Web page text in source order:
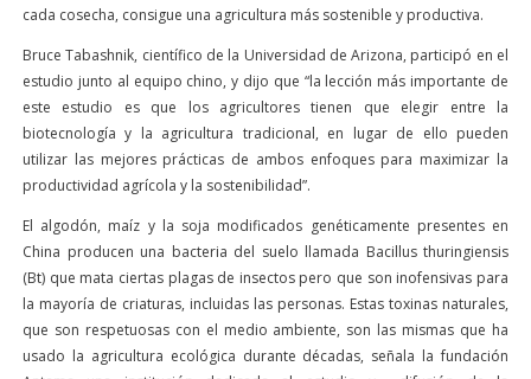
cada cosecha, consigue una agricultura más sostenible y productiva.
Bruce Tabashnik, científico de la Universidad de Arizona, participó en el
estudio junto al equipo chino, y dijo que “la lección más importante de
este estudio es que los agricultores tienen que elegir entre la
biotecnología y la agricultura tradicional, en lugar de ello pueden
utilizar las mejores prácticas de ambos enfoques para maximizar la
productividad agrícola y la sostenibilidad”.
El algodón, maíz y la soja modificados genéticamente presentes en
China producen una bacteria del suelo llamada Bacillus thuringiensis
(Bt) que mata ciertas plagas de insectos pero que son inofensivas para
la mayoría de criaturas, incluidas las personas. Estas toxinas naturales,
que son respetuosas con el medio ambiente, son las mismas que ha
usado la agricultura ecológica durante décadas, señala la fundación